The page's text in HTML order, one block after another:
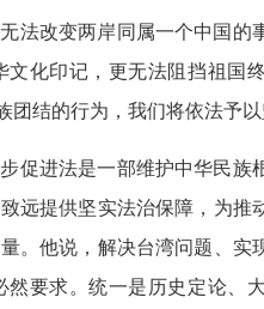
法改变两岸同属一个中国的
化印记，更无法阻挡祖国
结的行为，我们将依法予以
促进法是一部维护中华民族
远提供坚实法治保障，为推
。他说，解决台湾问题、实
要求。统一是历史定论、